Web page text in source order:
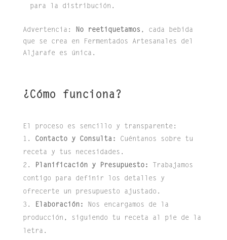
para la distribución.
Advertencia: No reetiquetamos , cada bebida
que se crea en Fermentados Artesanales del
Aljarafe es única.
¿Cómo funciona?
El proceso es sencillo y transparente:
Contacto y Consulta:
Cuéntanos sobre tu
receta y tus necesidades.
Planificación y Presupuesto:
Trabajamos
contigo para definir los detalles y
ofrecerte un presupuesto ajustado.
Elaboración:
Nos encargamos de la
producción, siguiendo tu receta al pie de la
letra.